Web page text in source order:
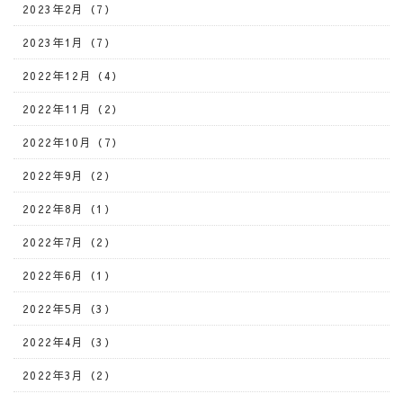
2023年2月（7）
2023年1月（7）
2022年12月（4）
2022年11月（2）
2022年10月（7）
2022年9月（2）
2022年8月（1）
2022年7月（2）
2022年6月（1）
2022年5月（3）
2022年4月（3）
2022年3月（2）